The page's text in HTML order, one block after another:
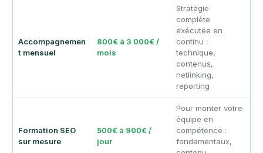
Accompagnemen
t mensuel
800€ à 3 000€ /
mois
Stratégie
complète
exécutée en
continu :
technique,
contenus,
netlinking,
reporting
Formation SEO
sur mesure
500€ à 900€ /
jour
Pour monter votre
équipe en
compétence :
fondamentaux,